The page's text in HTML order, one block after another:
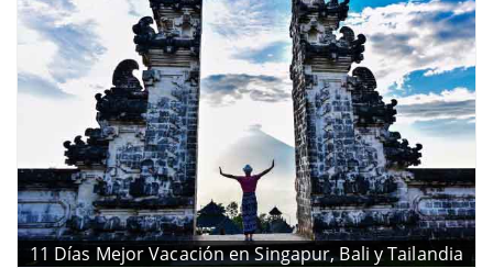
11 Días Mejor Vacación en Singapur, Bali y Tailandia